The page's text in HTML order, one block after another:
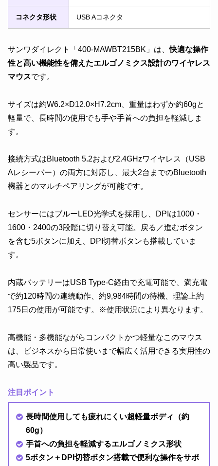
コネクタ形状 USB Aコネクタ
サンワダイレクト「400-MAWBT215BK」は、快適な操作
性と高い機能性を備えたエルゴノミクス設計のワイヤレス
マウスです。
サイズは約W6.2×D12.0×H7.2cm、重量はわずか約60gと
軽量で、長時間の使用でも手や手首への負担を軽減しま
す。
接続方式はBluetooth 5.2および2.4GHzワイヤレス（USB
Aレシーバー）の両方に対応し、最大2台までのBluetooth
機器とのマルチペアリングが可能です。
センサーにはブルーLED光学式を採用し、DPIは1000・
1600・2400の3段階に切り替え可能。戻る／進むボタン
を含む5ボタンに加え、DPI切替ボタンも搭載していま
す。
内蔵バッテリーはUSB Type-C経由で充電可能で、満充電
で約120時間の連続動作、約9,984時間の待機、理論上約
175日の使用が可能です。※使用状況により異なります。
高機能・多機能ながらコンパクトかつ軽量なこのマウス
は、ビジネスから日常使いまで幅広く活用できる実用性の
高い製品です。
注目ポイント
長時間使用しても疲れにくい超軽量ボディ（約
60g）
手首への負担を軽減するエルゴノミクス形状
5ボタン＋DPI切替ボタン搭載で便利な操作をサポ